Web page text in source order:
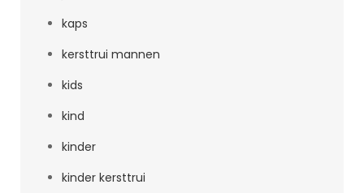
kaps
kersttrui mannen
kids
kind
kinder
kinder kersttrui